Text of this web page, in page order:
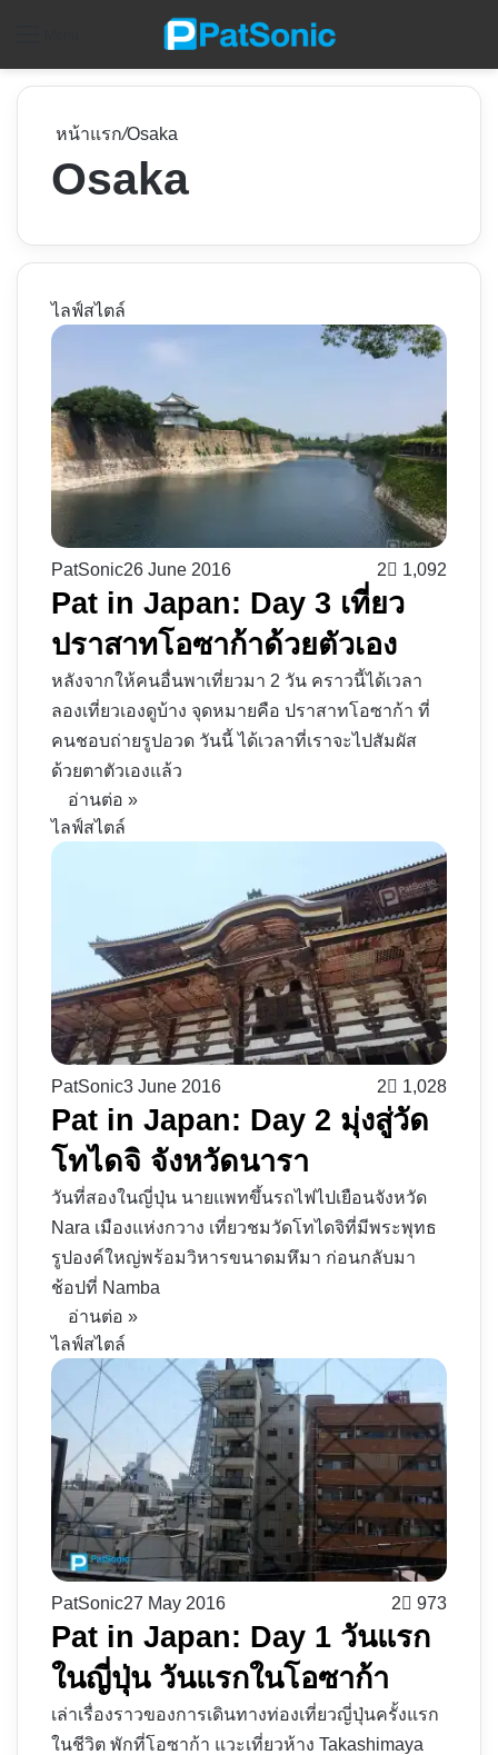
หน้าแรก/Osaka
Osaka
ไลฟ์สไตล์
PatSonic26 June 2016 2 1,092
Pat in Japan: Day 3 เที่ยว
ปราสาทโอซาก้าด้วยตัวเอง
หลังจากให้คนอื่นพาเที่ยวมา 2 วัน คราวนี้ได้เวลา
ลองเที่ยวเองดูบ้าง จุดหมายคือ ปราสาทโอซาก้า ที่
คนชอบถ่ายรูปอวด วันนี้ ได้เวลาที่เราจะไปสัมผัส
ด้วยตาตัวเองแล้ว
อ่านต่อ »
ไลฟ์สไตล์
PatSonic3 June 2016 2 1,028
Pat in Japan: Day 2 มุ่งสู่วัด
โทไดจิ จังหวัดนารา
วันที่สองในญี่ปุ่น นายแพทขึ้นรถไฟไปเยือนจังหวัด
Nara เมืองแห่งกวาง เที่ยวชมวัดโทไดจิที่มีพระพุทธ
รูปองค์ใหญ่พร้อมวิหารขนาดมหึมา ก่อนกลับมา
ช้อปที่ Namba
อ่านต่อ »
ไลฟ์สไตล์
PatSonic27 May 2016 2 973
Pat in Japan: Day 1 วันแรก
ในญี่ปุ่น วันแรกในโอซาก้า
เล่าเรื่องราวของการเดินทางท่องเที่ยวญี่ปุ่นครั้งแรก
ในชีวิต พักที่โอซาก้า แวะเที่ยวห้าง Takashimaya